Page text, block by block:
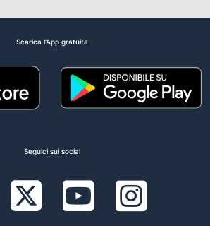
Scarica l'App gratuita
Seguici sui social